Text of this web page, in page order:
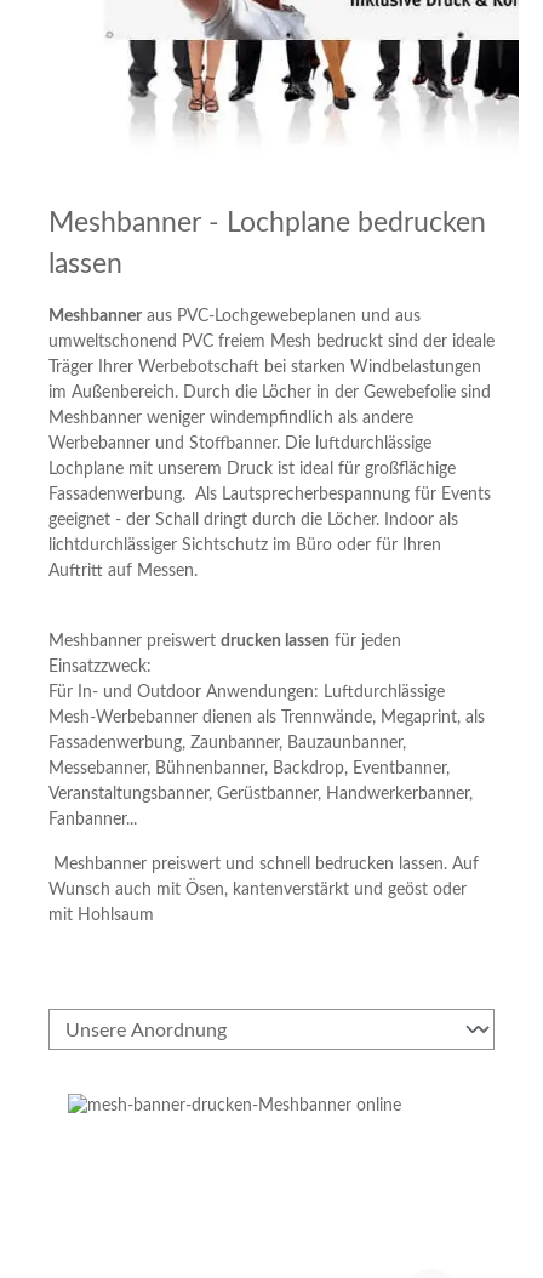
Meshbanner - Lochplane bedrucken
lassen
Meshbanner aus PVC-Lochgewebeplanen und aus
umweltschonend PVC freiem Mesh bedruckt sind der ideale
Träger Ihrer Werbebotschaft bei starken Windbelastungen
im Außenbereich. Durch die Löcher in der Gewebefolie sind
Meshbanner weniger windempfindlich als andere
Werbebanner und Stoffbanner. Die luftdurchlässige
Lochplane mit unserem Druck ist ideal für großflächige
Fassadenwerbung. Als Lautsprecherbespannung für Events
geeignet - der Schall dringt durch die Löcher. Indoor als
lichtdurchlässiger Sichtschutz im Büro oder für Ihren
Auftritt auf Messen.
Meshbanner preiswert drucken lassen für jeden
Einsatzzweck:
Für In- und Outdoor Anwendungen: Luftdurchlässige
Mesh-Werbebanner dienen als Trennwände, Megaprint, als
Fassadenwerbung, Zaunbanner, Bauzaunbanner,
Messebanner, Bühnenbanner, Backdrop, Eventbanner,
Veranstaltungsbanner, Gerüstbanner, Handwerkerbanner,
Fanbanner...
Meshbanner preiswert und schnell bedrucken lassen. Auf
Wunsch auch mit Ösen, kantenverstärkt und geöst oder
mit Hohlsaum